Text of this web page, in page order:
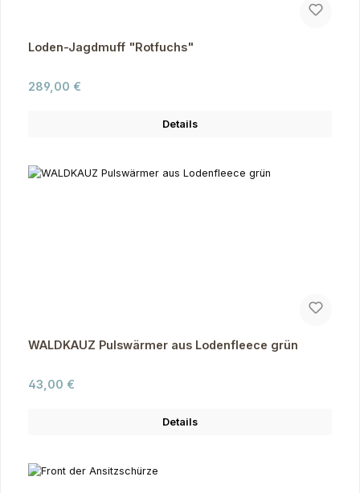
Loden-Jagdmuff "Rotfuchs"
Regulärer Preis:
289,00 €
Details
WALDKAUZ Pulswärmer aus Lodenfleece grün
Regulärer Preis:
43,00 €
Details